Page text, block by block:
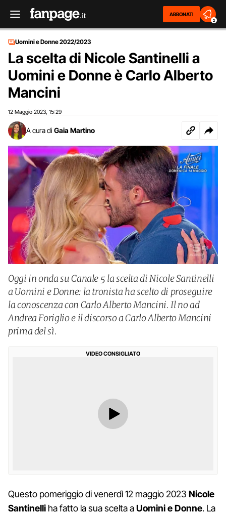
ABBONATI
2
Uomini e Donne 2022/2023
La scelta di Nicole Santinelli a
Uomini e Donne è Carlo Alberto
Mancini
12 Maggio 2023 15:29
A cura di Gaia Martino
Oggi in onda su Canale 5 la scelta di Nicole Santinelli
a Uomini e Donne: la tronista ha scelto di proseguire
la conoscenza con Carlo Alberto Mancini. Il no ad
Andrea Foriglio e il discorso a Carlo Alberto Mancini
prima del sì.
VIDEO CONSIGLIATO
Questo pomeriggio di venerdì 12 maggio 2023 Nicole
Santinelli ha fatto la sua scelta aUomini e Donne. La